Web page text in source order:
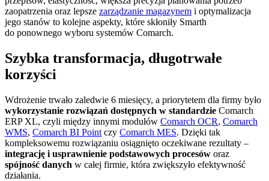
zaopatrzenia oraz lepsze zarządzanie magazynem i optymalizacja
jego stanów to kolejne aspekty, które skłoniły Smarth
do ponownego wyboru systemów Comarch.
Szybka transformacja, długotrwałe
korzyści
Wdrożenie trwało zaledwie 6 miesięcy, a priorytetem dla firmy było
wykorzystanie rozwiązań dostępnych w standardzie Comarch
ERP XL, czyli między innymi modułów Comarch OCR, Comarch
WMS, Comarch BI Point czy Comarch MES. Dzięki tak
kompleksowemu rozwiązaniu osiągnięto oczekiwane rezultaty –
integrację i usprawnienie podstawowych procesów oraz
spójność danych w całej firmie, która zwiększyło efektywność
działania.